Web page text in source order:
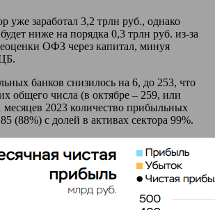
уже заработал 3,2 трлн руб., однако
ниже на порядка 0,3 трлн руб. из-за
ОФЗ через капитал, минуя
банков снизилось на 6, до 253, что
общего числа (в октябре – 259, или
2023 количество прибыльных
(88%) с долей в активах сектора 99%.